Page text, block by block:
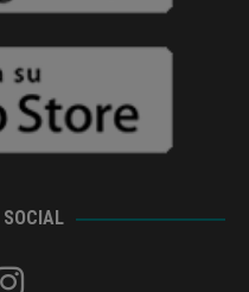
SOCIAL